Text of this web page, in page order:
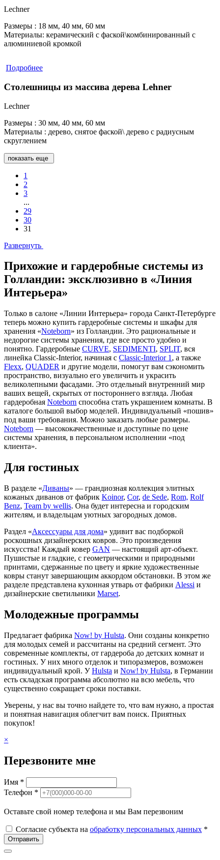
Lechner
Размеры : 18 мм, 40 мм, 60 мм
Материалы: керамический с фаской\комбинированный с
алюминиевой кромкой
Подробнее
Столешницы из массива дерева Lehner
Lechner
Размеры : 30 мм, 40 мм, 60 мм
Материалы : дерево, снятое фаской\ дерево с радиусным
скруглением
показать еще
1
2
3
...
29
30
31
Развернуть
Прихожие и гардеробные системы из
Голландии: эксклюзивно в «Линия
Интерьера»
Только в салоне «Линии Интерьера» города Санкт-Петербурге
теперь можно купить гардеробные системы и шкафы для
хранения «Noteborn» из Голландии. Это рациональные и
недорогие системы хранения, где все просто удобно и
понятно. Гардеробные CURVE, SEDIMENTI, SPLIT, вся
линейка Classic-Interior, начиная с Classic-Interior 1 , а также
Flexx, QUADER и другие модели, помогут вам сэкономить
пространство, визуально его увеличить и украсить
великолепными фасадами. Это отдельный внутренний мир
ваших вещей, скрытых от постороннего взгляда. Любая
гардеробная Noteborn способна стать украшением комнаты. В
каталоге большой выбор моделей. Индивидуальный «пошив»
под ваши требования. Можно заказать любые размеры.
Noteborn — высококачественные и доступные по цене
системы хранения, в персональном исполнении «под
клиента».
Для гостиных
В разделе «Диваны» — грандиозная коллекция элитных
кожаных диванов от фабрик Koinor, Сor, de Sede, Rom, Rolf
Benz, Team by wellis. Она будет интересна и городским
жителям, и владельцам уютных загородных домов.
Раздел «Аксессуары для дома» удивит вас подборкой
роскошных дизайнерских ковров. Это произведения
искусства! Каждый ковер GAN — настоящий арт-объект.
Пушистые и гладкие, с геометрическими и природными
принтами, сдержанные по цвету и яркие художественные
ковры станут завершающим аккордом обстановки. В этом же
разделе представлена кухонная утварь от фабрики Alessi и
дизайнерские светильники Marset.
Молодежные программы
Предлагает фабрика Now! by Hulsta. Они созданы конкретно
для молодых семей и рассчитаны на средний сегмент. Это
современные комплекты, от гардероба до детских комнат и
гостиных. У них много отделок и типоразмеров, возможен
индивидуальный крой. УHulsta и Now! by Hulsta, в Германии
есть складская программа абсолютно на всю мебель, что
существенно сокращает сроки поставки.
Уверены, у нас вы точно найдете то, что вам нужно, а простая
и понятная навигация облегчит вам поиск. Приятных
покупок!
×
Перезвоните мне
Имя *
Телефон *
Оставьте свой номер телефона и мы Вам перезвоним
Согласие субъекта на обработку персональных данных *
Отправить